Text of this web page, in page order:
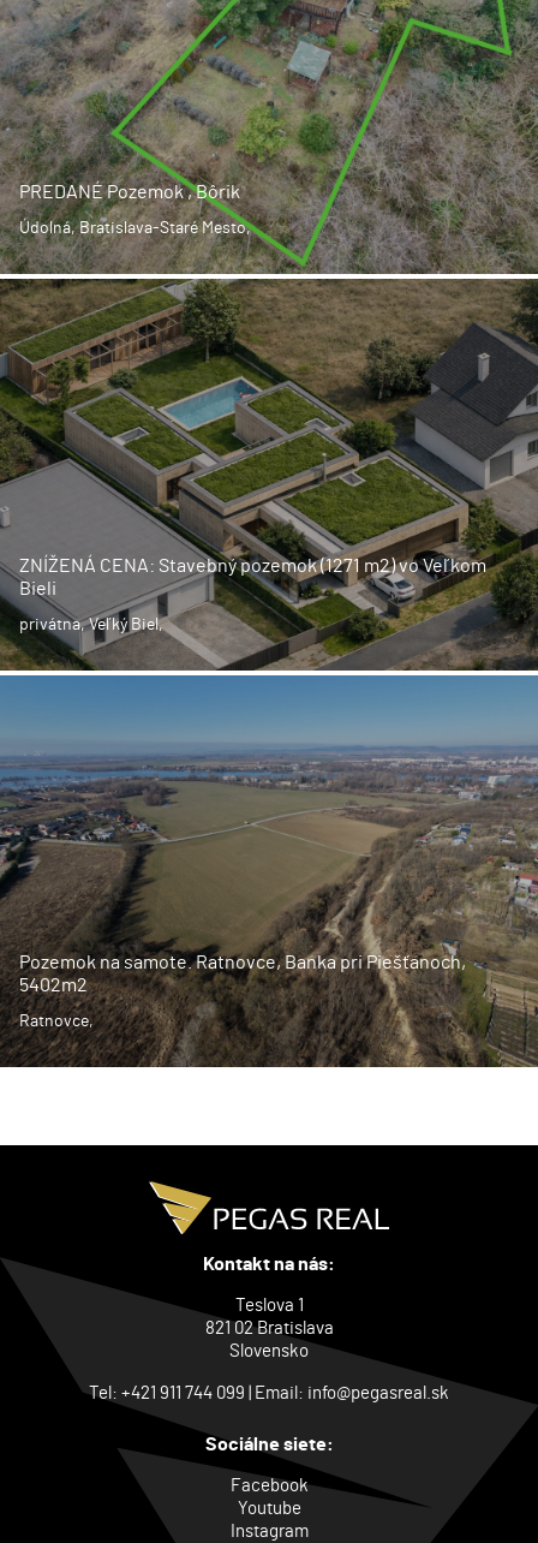
PREDANÉ Pozemok , Bôrik
Údolná, Bratislava-Staré Mesto,
ZNÍŽENÁ CENA: Stavebný pozemok (1271 m2) vo Veľkom
Bieli
privátna, Veľký Biel,
Pozemok na samote. Ratnovce, Banka pri Piešťanoch,
5402m2
Ratnovce,
Kontakt na nás:
Teslova 1
821 02 Bratislava
Slovensko
Tel: +421 911 744 099 | Email: info@pegasreal.sk
Sociálne siete:
Facebook
Youtube
Instagram